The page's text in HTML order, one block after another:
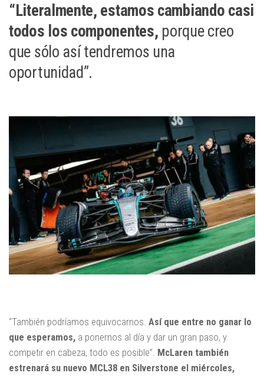
“Literalmente, estamos cambiando casi
todos los componentes, porque creo
que sólo así tendremos una
oportunidad”.
“También podríamos equivocarnos. Así que entre no ganar lo
que esperamos, a ponernos al día y dar un gran paso, y
competir en cabeza, todo es posible”. McLaren también
estrenará su nuevo MCL38 en Silverstone el miércoles,